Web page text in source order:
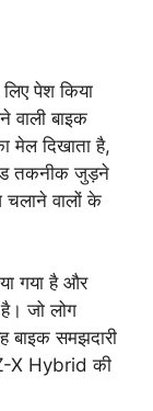
पेश किया
बाइक
मेल दिखाता है,
तकनीक जुड़ने
चलाने वालों के
गया है और
जो लोग
बाइक समझदारी
X Hybrid की